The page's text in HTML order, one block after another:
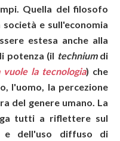
Quella del filosofo
e sull'economia
estesa anche alla
potenza (il techniumdi
vuole la tecnologia) che
l'uomo, la percezione
del genere umano. La
tutti a riflettere sul
e dell'uso diffuso di